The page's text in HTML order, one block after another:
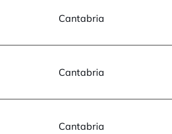
opens in a new tabCantabria
opens in a new tabCantabria
opens in a new tabCantabria